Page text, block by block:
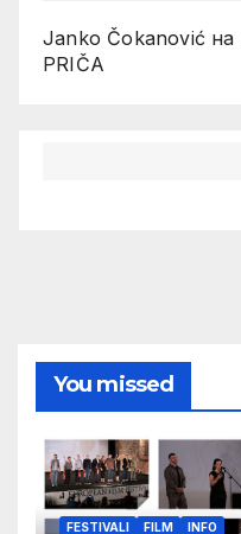
Janko Čokanović на
PRIČA
You missed
FESTIVALI FILM INFO